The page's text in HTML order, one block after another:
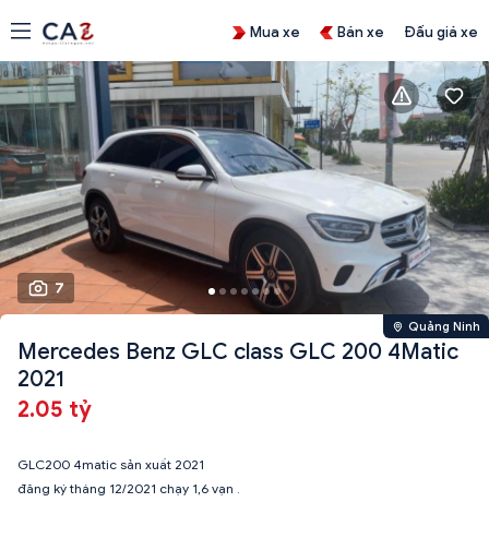
Mua xe Bán xe Đấu giá xe
7
Quảng Ninh
Mercedes Benz GLC class GLC 200 4Matic
2021
2.05 tỷ
GLC200 4matic sản xuất 2021
đăng ký tháng 12/2021 chạy 1,6 vạn .